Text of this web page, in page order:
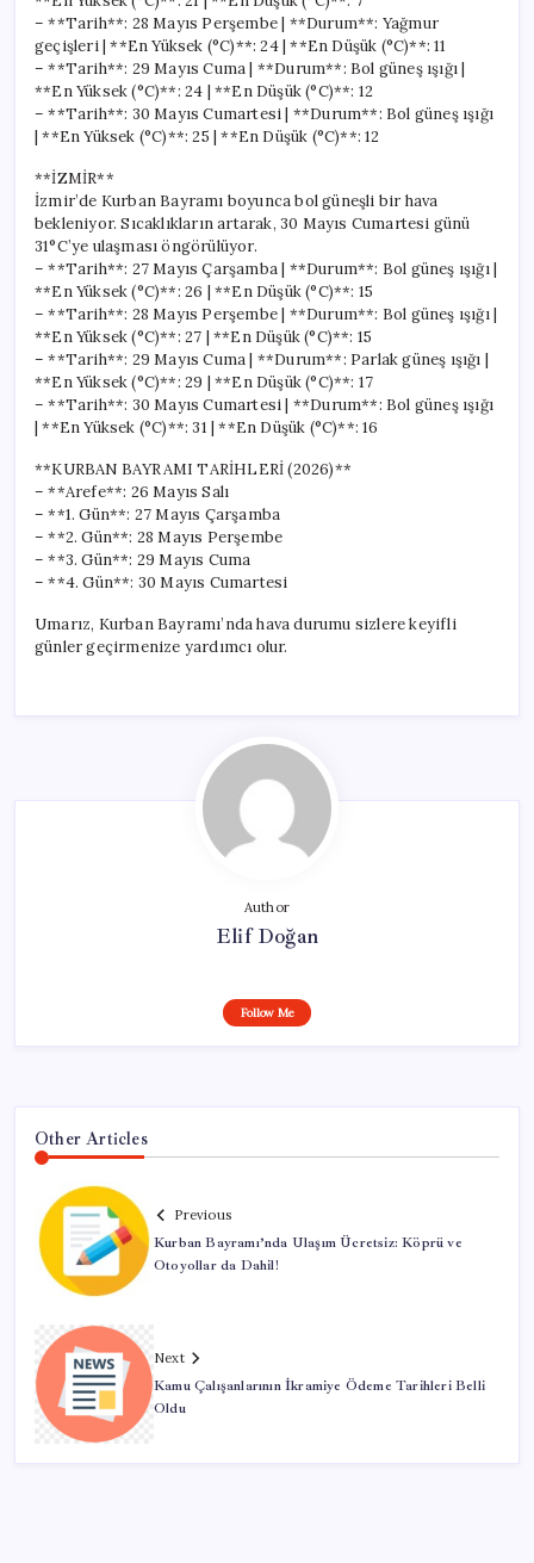
– **Tarih**: 28 Mayıs Perşembe | **Durum**: Yağmur
geçişleri | **En Yüksek (°C)**: 24 | **En Düşük (°C)**: 11
– **Tarih**: 29 Mayıs Cuma | **Durum**: Bol güneş ışığı |
**En Yüksek (°C)**: 24 | **En Düşük (°C)**: 12
– **Tarih**: 30 Mayıs Cumartesi | **Durum**: Bol güneş ışığı
| **En Yüksek (°C)**: 25 | **En Düşük (°C)**: 12
**İZMİR**
İzmir’de Kurban Bayramı boyunca bol güneşli bir hava
bekleniyor. Sıcaklıkların artarak, 30 Mayıs Cumartesi günü
31°C’ye ulaşması öngörülüyor.
– **Tarih**: 27 Mayıs Çarşamba | **Durum**: Bol güneş ışığı |
**En Yüksek (°C)**: 26 | **En Düşük (°C)**: 15
– **Tarih**: 28 Mayıs Perşembe | **Durum**: Bol güneş ışığı |
**En Yüksek (°C)**: 27 | **En Düşük (°C)**: 15
– **Tarih**: 29 Mayıs Cuma | **Durum**: Parlak güneş ışığı |
**En Yüksek (°C)**: 29 | **En Düşük (°C)**: 17
– **Tarih**: 30 Mayıs Cumartesi | **Durum**: Bol güneş ışığı
| **En Yüksek (°C)**: 31 | **En Düşük (°C)**: 16
**KURBAN BAYRAMI TARİHLERİ (2026)**
– **Arefe**: 26 Mayıs Salı
– **1. Gün**: 27 Mayıs Çarşamba
– **2. Gün**: 28 Mayıs Perşembe
– **3. Gün**: 29 Mayıs Cuma
– **4. Gün**: 30 Mayıs Cumartesi
Umarız, Kurban Bayramı’nda hava durumu sizlere keyifli
günler geçirmenize yardımcı olur.
Author
Elif Doğan
Follow Me
Other Articles
Previous
Kurban Bayramı’nda Ulaşım Ücretsiz: Köprü ve
Otoyollar da Dahil!
Next
Kamu Çalışanlarının İkramiye Ödeme Tarihleri Belli
Oldu